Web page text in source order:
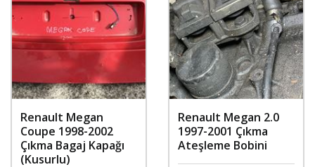
Renault Megan
Coupe 1998-2002
Çıkma Bagaj Kapağı
(Kusurlu)
Renault Megan 2.0
1997-2001 Çıkma
Ateşleme Bobini